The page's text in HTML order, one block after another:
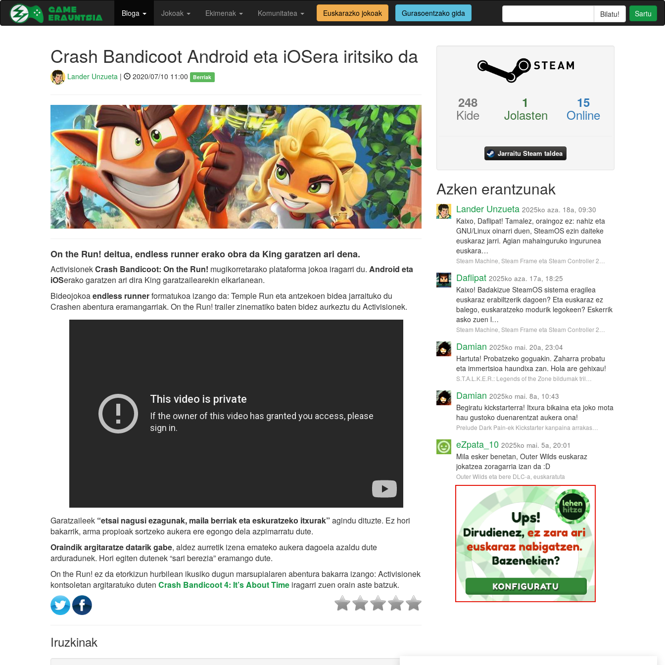
Bloga Jokoak Ekimenak Komunitatea Euskarazko jokoak Gurasoentzako gida Sartu
Crash Bandicoot Android eta iOSera iritsiko da
Lander Unzueta | 2020/07/10 11:00 Berriak
On the Run! deitua, endless runner erako obra da King garatzen ari dena.
ActivisionekCrash Bandicoot: On the Run! mugikorretarako plataforma jokoa iragarri du. Android eta
iOSerako garatzen ari dira King garatzailearekin elkarlanean.
Bideojokoaendless runnerformatukoa izango da: Temple Run eta antzekoen bidea jarraituko du
Crashen abentura eramangarriak. On the Run! trailer zinematiko baten bidez aurkeztu du Activisionek.
Garatzaileek “etsai nagusi ezagunak, maila berriak eta eskuratzeko itxurak” agindu dituzte. Ez hori
bakarrik, arma propioak sortzeko aukera ere egongo dela azpimarratu dute.
Oraindik argitaratze datarik gabe, aldez aurretik izena emateko aukera dagoela azaldu dute
arduradunek. Hori egiten dutenek “sari berezia” eramango dute.
On the Run! ez da etorkizun hurbilean ikusiko dugun marsupialaren abentura bakarra izango: Activisionek
kontsoletan argitaratuko duten Crash Bandicoot 4: It’s About Time iragarri zuen orain aste batzuk.
Iruzkinak
248
Kide
1
Jolasten
15
Online
Jarraitu Steam taldea
Azken erantzunak
Lander Unzueta 2025ko aza. 18a, 09:30
Kaixo, Daflipat! Tamalez, oraingoz ez: nahiz eta
GNU/Linux oinarri duen, SteamOS ezin daiteke
euskaraz jarri. Agian mahainguruko ingurunea
euskara…
Steam Machine, Steam Frame eta Steam Controller 2…
Daflipat 2025ko aza. 17a, 18:25
Kaixo! Badakizue SteamOS sistema eragilea
euskaraz erabiltzerik dagoen? Eta euskaraz ez
balego, euskaratzeko modurik legokeen? Eskerrik
asko zuen l…
Steam Machine, Steam Frame eta Steam Controller 2…
Damian 2025ko mai. 20a, 23:04
Hartuta! Probatzeko goguakin. Zaharra probatu
eta immertsioa haundixa zan. Hola are gehixau!
S.T.A.L.K.E.R.: Legends of the Zone bildumak tril…
Damian 2025ko mai. 8a, 10:43
Begiratu kickstarterra! Itxura bikaina eta joko mota
hau gustoko duenarentzat aukera ona!
Prelude Dark Pain-ek Kickstarter kanpaina arrakas…
eZpata_10 2025ko mai. 5a, 20:01
Mila esker benetan, Outer Wilds euskaraz
jokatzea zoragarria izan da :D
Outer Wilds eta bere DLC-a, euskaratuta